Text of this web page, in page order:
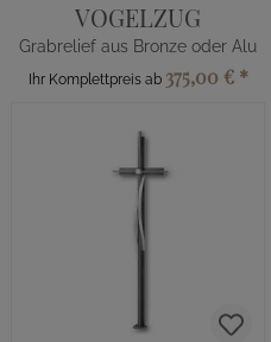
VOGELZUG
Grabrelief aus Bronze oder Alu
Ihr Komplettpreis ab 375,00 € *